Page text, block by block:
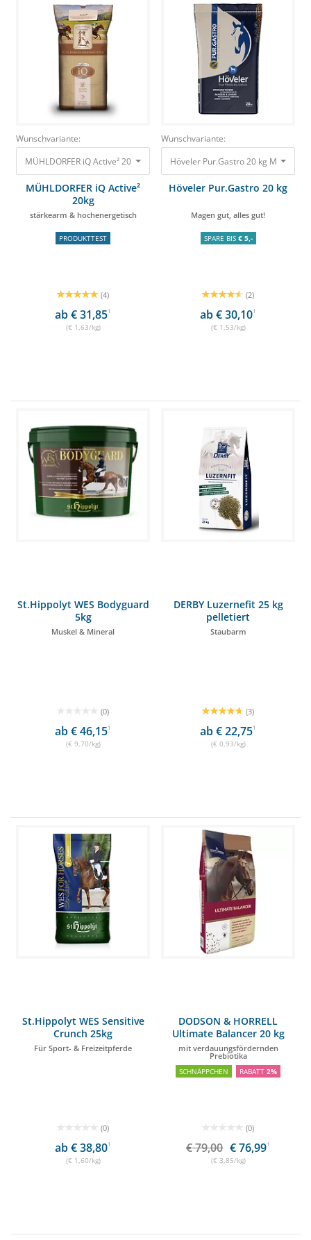
Wunschvariante:
MÜHLDORFER iQ Active² 20kg stärkearm & hochenergetisch 32,60 €
MÜHLDORFER iQ Active²
20kg
stärkearm & hochenergetisch
PRODUKTTEST
(4)
ab € 31,851
(€ 1,63/kg)
Wunschvariante:
Höveler Pur.Gastro 20 kg Magen
Höveler Pur.Gastro 20 kg
Magen gut, alles gut!
SPARE BIS € 5,-
(2)
ab € 30,101
(€ 1,53/kg)
St.Hippolyt WES Bodyguard
5kg
Muskel & Mineral
(0)
ab € 46,151
(€ 9,70/kg)
DERBY Luzernefit 25 kg
pelletiert
Staubarm
(3)
ab € 22,751
(€ 0,93/kg)
St.Hippolyt WES Sensitive
Crunch 25kg
Für Sport- & Freizeitpferde
(0)
ab € 38,801
(€ 1,60/kg)
DODSON & HORRELL
Ultimate Balancer 20 kg
mit verdauungsfördernden
Prebiotika
SCHNÄPPCHEN RABATT 2%
(0)
€ 79,00 € 76,991
(€ 3,85/kg)